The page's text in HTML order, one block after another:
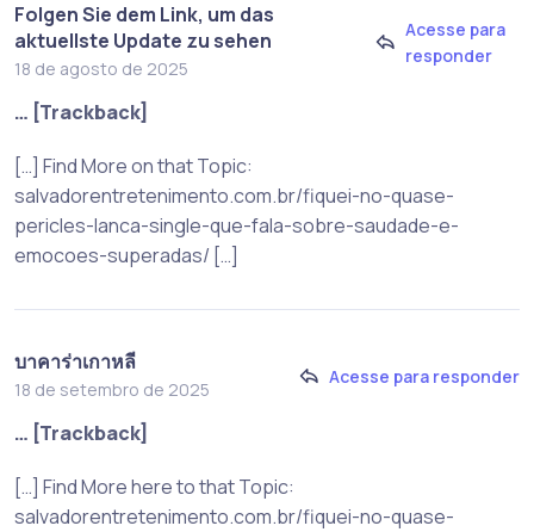
Folgen Sie dem Link, um das
aktuellste Update zu sehen
18 de agosto de 2025
Acesse para
responder
… [Trackback]
[…] Find More on that Topic:
salvadorentretenimento.com.br/fiquei-no-quase-
pericles-lanca-single-que-fala-sobre-saudade-e-
emocoes-superadas/ […]
บาคาร่าเกาหลี
18 de setembro de 2025
Acesse para responder
… [Trackback]
[…] Find More here to that Topic:
salvadorentretenimento.com.br/fiquei-no-quase-